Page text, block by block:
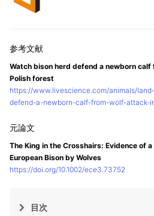
Watch bison herd defend a newborn
Polish forest
https://www.livescience.com/animals/
defend-a-newborn-calf-from-wolf-attack-
The King in the Crosshairs: Evidence of
European Bison by Wolves
https://doi.org/10.1002/ece3.73752
目次